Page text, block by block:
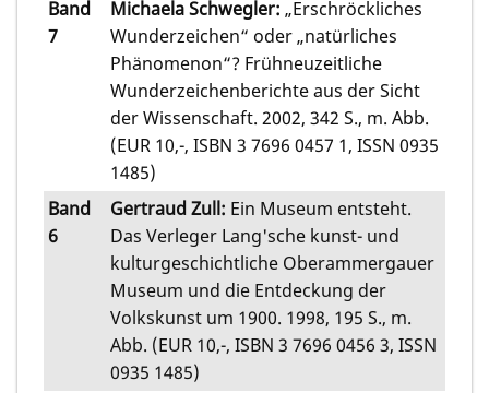
Band
7
Michaela Schwegler: „Erschröckliches
Wunderzeichen“ oder „natürliches
Phänomenon“? Frühneuzeitliche
Wunderzeichenberichte aus der Sicht
der Wissenschaft. 2002, 342 S., m. Abb.
(EUR 10,-, ISBN 3 7696 0457 1, ISSN 0935
1485)
Band
6
Gertraud Zull: Ein Museum entsteht.
Das Verleger Lang'sche kunst- und
kulturgeschichtliche Oberammergauer
Museum und die Entdeckung der
Volkskunst um 1900. 1998, 195 S., m.
Abb. (EUR 10,-, ISBN 3 7696 0456 3, ISSN
0935 1485)